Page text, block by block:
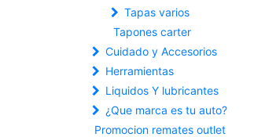
Tapas varios
Tapones carter
Cuidado y Accesorios
Herramientas
Liquidos Y lubricantes
¿Que marca es tu auto?
Promocion remates outlet